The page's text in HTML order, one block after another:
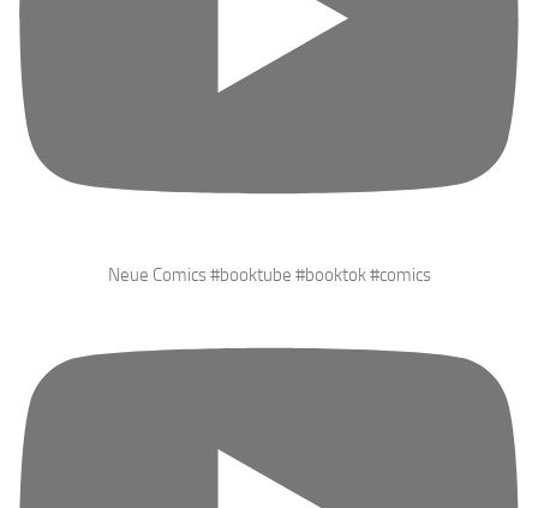
Neue Comics #booktube #booktok #comics